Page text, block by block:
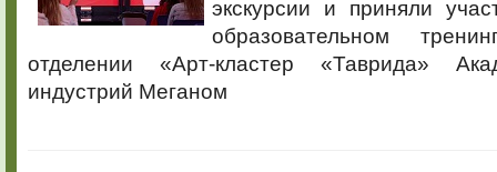
экскурсии и приняли
образовательном
отделении «Арт-кластер «Таврида»
индустрий Меганом